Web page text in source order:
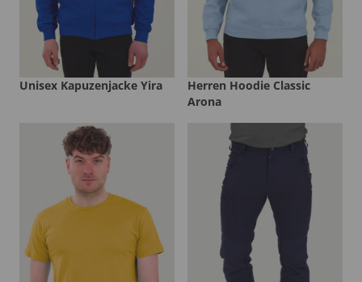
Unisex Kapuzenjacke Yira
Herren Hoodie Classic
Arona